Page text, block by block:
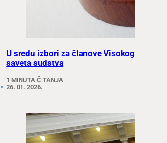
U sredu izbori za članove Visokog
saveta sudstva
1 MINUTA ČITANJA
26. 01. 2026.